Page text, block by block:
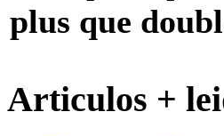
plus que
Articulos +